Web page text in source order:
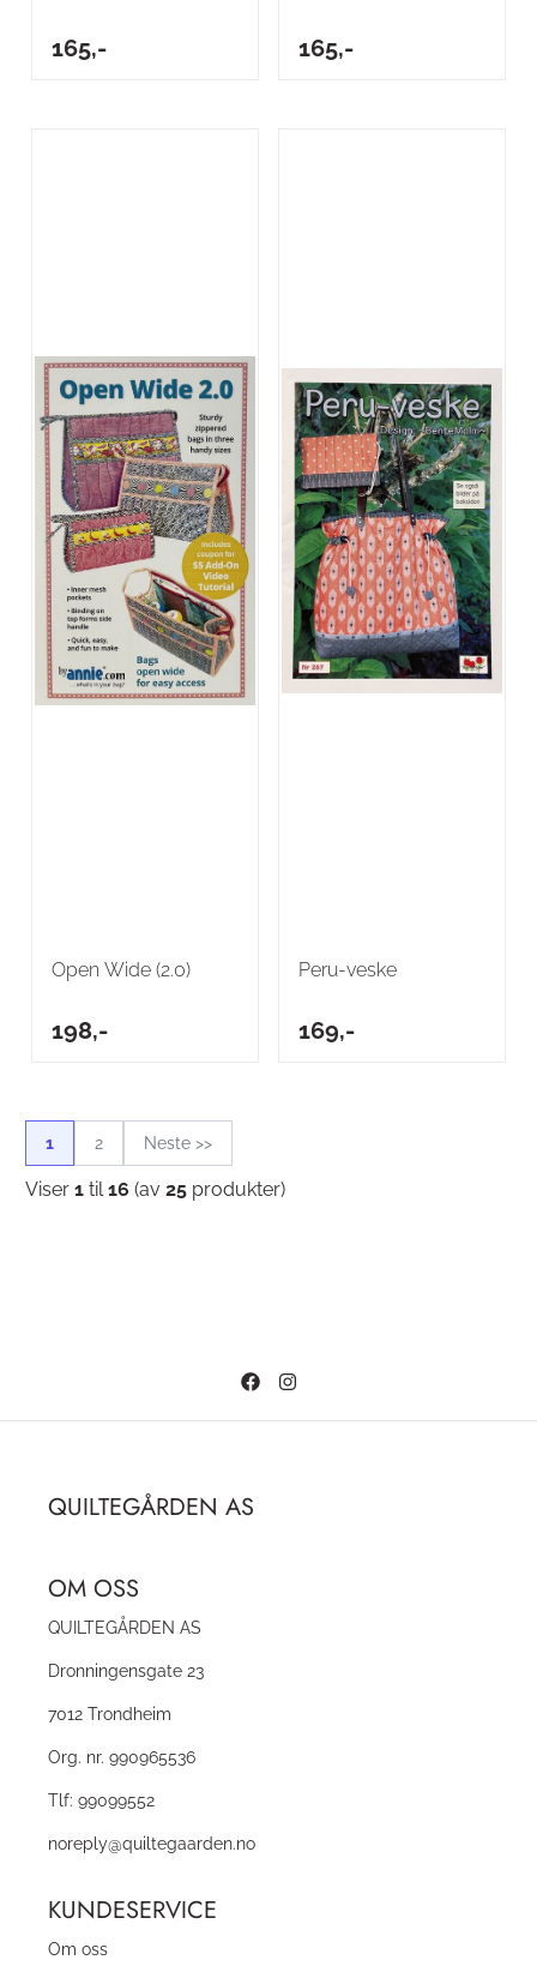
165,- 165,-
Open Wide (2.0)
198,-
Peru-veske
169,-
1 2 Neste >>
Viser 1 til16 (av 25 produkter)
QUILTEGÅRDEN AS
OM OSS
QUILTEGÅRDEN AS
Dronningensgate 23
7012 Trondheim
Org. nr. 990965536
Tlf: 99099552
noreply@quiltegaarden.no
KUNDESERVICE
Om oss